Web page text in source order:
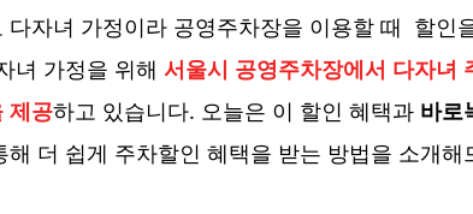
다자녀 가정이라 공영주차장을 이용할 때 할인
녀 가정을 위해 서울시 공영주차장에서 다자녀
제공하고 있습니다. 오늘은 이 할인 혜택과 바로
해 더 쉽게 주차할인 혜택을 받는 방법을 소개해